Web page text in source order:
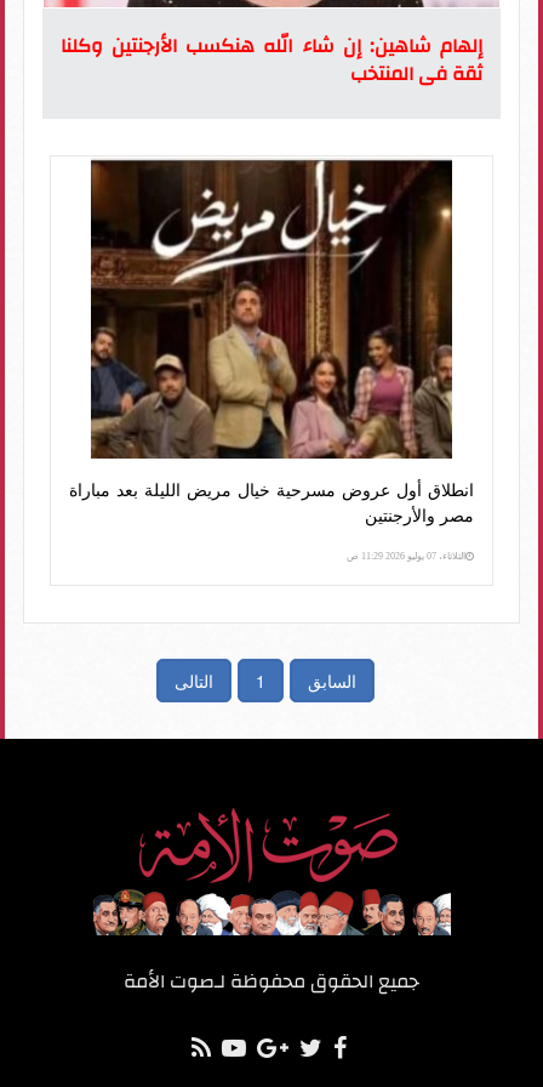
إلهام شاهين: إن شاء الله هنكسب الأرجنتين وكلنا
ثقة فى المنتخب
انطلاق أول عروض مسرحية خيال مريض الليلة بعد مباراة
مصر والأرجنتين
الثلاثاء، 07 يوليو 2026 11:29 ص
السابق 1 التالى
جميع الحقوق محفوظة لـصوت الأمة